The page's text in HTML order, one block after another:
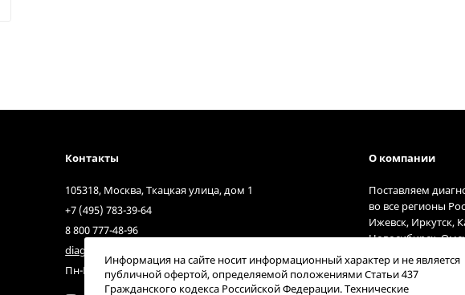
Контакты
105318, Москва, Ткацкая улица, дом 1
+7 (495) 783-39-64
8 800 777-48-96
diagnost@diagnost.ru
Пн-Пт с 9:00 до 17:00
О компании
Поставляем
во все регионы
Ижевск, Иркутск,
Новосибирск,
курьерские
Информация на сайте носит информационный характер и не является
публичной офертой, определяемой положениями Статьи 437
Гражданского кодекса Российской Федерации. Технические